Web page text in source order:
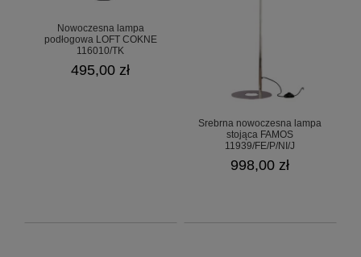
Nowoczesna lampa
podłogowa LOFT COKNE
116010/TK
495,00 zł
Srebrna nowoczesna lampa
stojąca FAMOS
11939/FE/P/NI/J
998,00 zł